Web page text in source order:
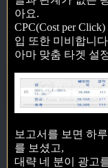
아요.
CPC(Cost per
입 또한 미비합니
아마 맞춤 타겟 설
보고서를 보면 하
를 보셨고,
대략 네 분이 광고